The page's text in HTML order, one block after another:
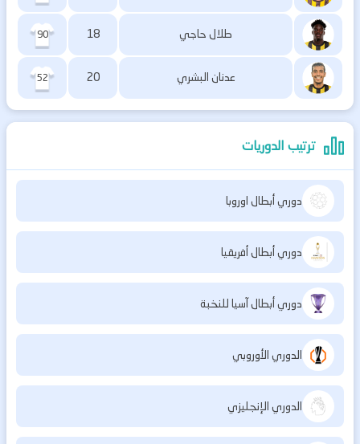
طلال حاجي 18
90
عدنان البشري 20
52
ترتيب الدوريات
دوري أبطال اوروبا
دوري أبطال أفريقيا
دوري أبطال آسيا للنخبة
الدوري الأوروبي
الدوري الإنجليزي